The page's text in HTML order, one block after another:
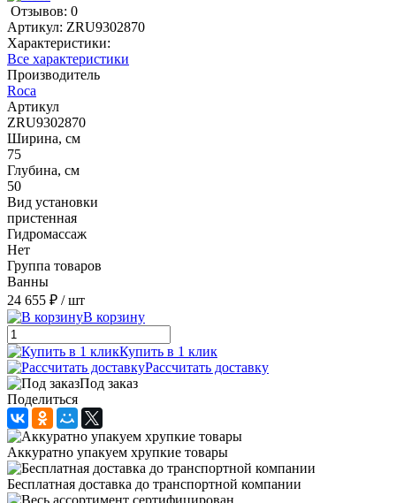
Отзывов: 0
Артикул: ZRU9302870
Характеристики:
Все характеристики
Производитель
Roca
Артикул
ZRU9302870
Ширина, см
75
Глубина, см
50
Вид установки
пристенная
Гидромассаж
Нет
Группа товаров
Ванны
24 655 ₽ / шт
В корзину
Купить в 1 клик
Рассчитать доставку
Под заказ
Поделиться
Аккуратно упакуем хрупкие товары
Бесплатная доставка до транспортной компании